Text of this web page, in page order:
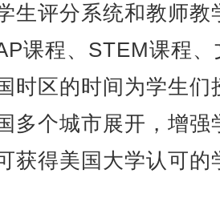
生评分系统和教师
课程、STEM课程
时区的时间为学生
多个城市展开，增
获得美国大学认可